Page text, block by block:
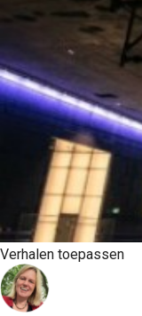
Verhalen toepassen